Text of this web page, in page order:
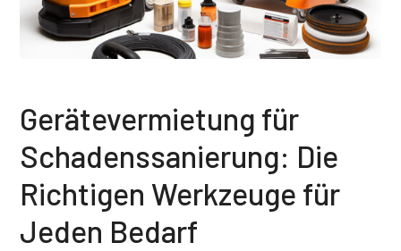
Gerätevermietung für
Schadenssanierung: Die
Richtigen Werkzeuge für
Jeden Bedarf